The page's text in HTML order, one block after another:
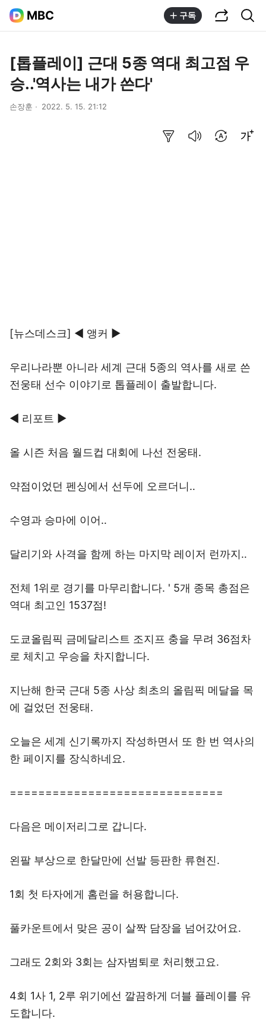
MBC 구독
[톱플레이] 근대 5종 역대 최고점 우
승..'역사는 내가 쓴다'
손장훈 2022. 5. 15. 21:12
[뉴스데스크] ◀ 앵커 ▶
우리나라뿐 아니라 세계 근대 5종의 역사를 새로 쓴
전웅태 선수 이야기로 톱플레이 출발합니다.
◀ 리포트 ▶
올 시즌 처음 월드컵 대회에 나선 전웅태.
약점이었던 펜싱에서 선두에 오르더니‥
수영과 승마에 이어‥
달리기와 사격을 함께 하는 마지막 레이저 런까지‥
전체 1위로 경기를 마무리합니다. ' 5개 종목 총점은
역대 최고인 1537점!
도쿄올림픽 금메달리스트 조지프 충을 무려 36점차
로 체치고 우승을 차지합니다.
지난해 한국 근대 5종 사상 최초의 올림픽 메달을 목
에 걸었던 전웅태.
오늘은 세계 신기록까지 작성하면서 또 한 번 역사의
한 페이지를 장식하네요.
==============================
다음은 메이저리그로 갑니다.
왼팔 부상으로 한달만에 선발 등판한 류현진.
1회 첫 타자에게 홈런을 허용합니다.
풀카운트에서 맞은 공이 살짝 담장을 넘어갔어요.
그래도 2회와 3회는 삼자범퇴로 처리했고요.
4회 1사 1, 2루 위기에선 깔끔하게 더블 플레이를 유
도합니다.